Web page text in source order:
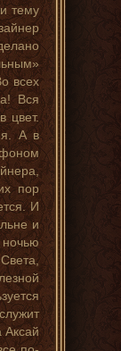
тему
всех
Вся
цвет.
А в
пор
И
и
Аксай